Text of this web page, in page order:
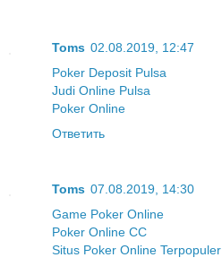
Toms 02.08.2019, 12:47
Poker Deposit Pulsa
Judi Online Pulsa
Poker Online
Ответить
Toms 07.08.2019, 14:30
Game Poker Online
Poker Online CC
Situs Poker Online Terpopuler